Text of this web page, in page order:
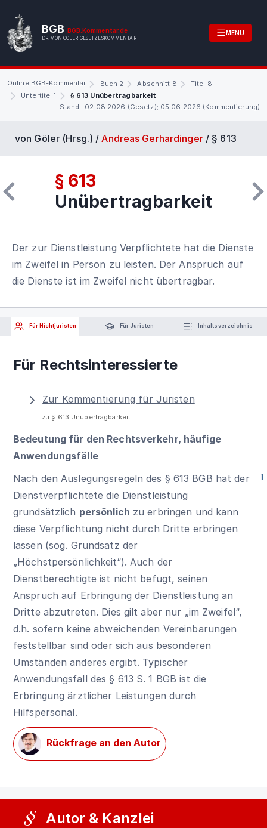
BGB BGB.Kommentar.de
DR. VON GÖLER GESETZESKOMMENTAR
MENU
Online BGB-Kommentar Buch 2 Abschnitt 8
Titel 8
Untertitel 1
§ 613 Unübertragbarkeit
Stand: 02.08.2026 (Gesetz); 05.06.2026 (Kommentierung)
von Göler (Hrsg.) / Andreas Gerhardinger/ § 613
§ 613
Unübertragbarkeit
Der zur Dienstleistung Verpflichtete hat die Dienste
im Zweifel in Person zu leisten. Der Anspruch auf
die Dienste ist im Zweifel nicht übertragbar.
Für Nichtjuristen Für Juristen Inhaltsverzeichnis
Für Rechtsinteressierte
Zur Kommentierung für Juristen
zu § 613 Unübertragbarkeit
Bedeutung für den Rechtsverkehr, häufige
Anwendungsfälle
1
Nach den Auslegungsregeln des § 613 BGB hat der
Dienstverpflichtete die Dienstleistung
grundsätzlich persönlich zu erbringen und kann
diese Verpflichtung nicht durch Dritte erbringen
lassen (sog. Grundsatz der
„Höchstpersönlichkeit“). Auch der
Dienstberechtigte ist nicht befugt, seinen
Anspruch auf Erbringung der Dienstleistung an
Dritte abzutreten. Dies gilt aber nur „im Zweifel“,
d.h. sofern keine abweichenden Vereinbarungen
feststellbar sind oder sich aus besonderen
Umständen anderes ergibt. Typischer
Anwendungsfall des§ 613 S. 1 BGB ist die
Erbringung ärztlicher Leistungen durch
Hilfspersonal.
Rückfrage an den Autor
Autor & Kanzlei